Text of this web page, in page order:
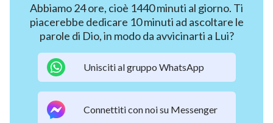
Abbiamo 24 ore, cioè 1440 minuti al giorno. Ti
piacerebbe dedicare 10 minuti ad ascoltare le
parole di Dio, in modo da avvicinarti a Lui?
Unisciti al gruppo WhatsApp
Connettiti con noi su Messenger